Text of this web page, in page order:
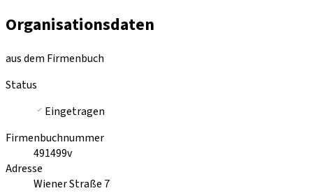
Organisationsdaten
aus dem Firmenbuch
Status
Eingetragen
Firmenbuchnummer
491499v
Adresse
Wiener Straße 7